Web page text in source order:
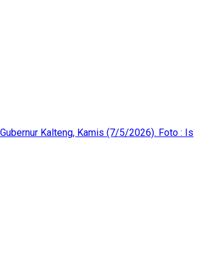
Kalteng, Kamis (7/5/2026). Foto : Is